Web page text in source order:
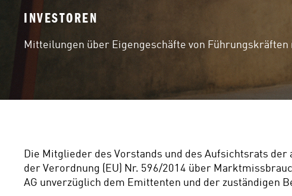
INVESTOREN
Mitteilungen über Eigengeschäfte von Führungskräften
Die Mitglieder des Vorstands und des Aufsichtsrats der
der Verordnung (EU) Nr. 596/2014 über
AG unverzüglich dem Emittenten und der zuständigen